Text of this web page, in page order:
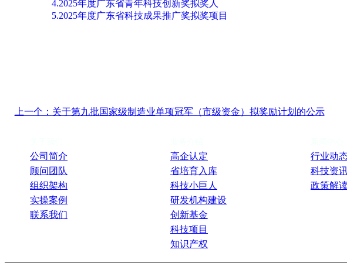
4.2025年度广东省青年科技创新奖拟奖人
5.2025年度广东省科技成果推广奖拟奖项目
上一个： 关于第九批国家级制造业单项冠军（市级资金）拟奖励计划的公示
公司简介
顾问团队
组织架构
实操案例
联系我们
高企认定
省培育入库
科技小巨人
研发机构建设
创新基金
科技项目
知识产权
行业动
科技资
政策解